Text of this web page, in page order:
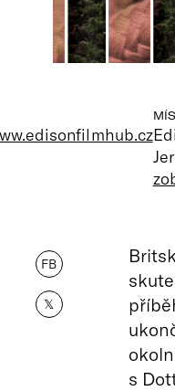
FB
𝕏
s